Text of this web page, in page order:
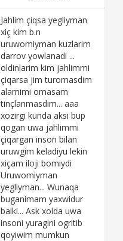
Jahlim çiqsa yegliyman
xiç kim b.n
uruwomiyman kuzlarim
darrov yowlanadi ...
oldinlarim kim jahlimmi
çiqarsa jim turomasdim
alamimi omasam
tinçlanmasdim... aaa
xozirgi kunda aksi bup
qogan uwa jahlimmi
çiqargan inson bilan
uruwgim keladiyu lekin
xiçam iloji bomiydi
Uruwomiyman
yegliyman... Wunaqa
buganimam yaxwidur
balki... Ask xolda uwa
insoni yuragini ogritib
qoyiwim mumkun